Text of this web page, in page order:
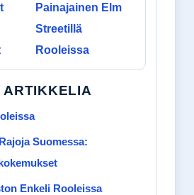
Painajainen Elm
Streetillä
Rooleissa
ARTIKKELIA
Suomessa:
Enkeli Rooleissa